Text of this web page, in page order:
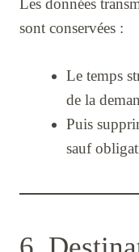
Les données
sont conservées :
Le temps
de la
Puis
sauf